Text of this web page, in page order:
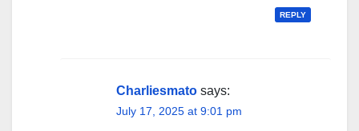
REPLY
Charliesmato says:
July 17, 2025 at 9:01 pm